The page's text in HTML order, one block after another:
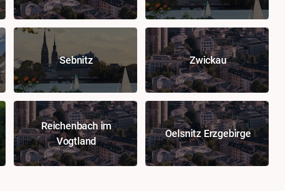
Sebnitz Zwickau
Reichenbach im
Vogtland
Oelsnitz Erzgebirge